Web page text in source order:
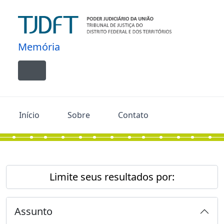
Memória
Toggle navigation
Início Sobre Contato
Limite seus resultados por:
Assunto